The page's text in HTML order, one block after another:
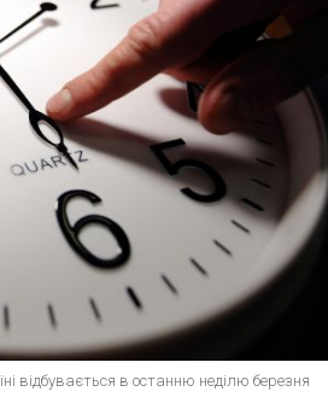
відбувається в останню неділю березня